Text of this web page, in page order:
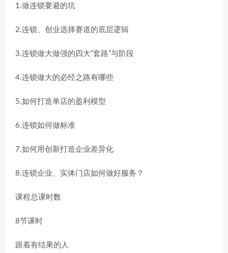
1.做连锁要避的坑
2.连锁、创业选择赛道的底层逻辑
3.连锁做大做强的四大“套路”与阶段
4.连锁做大的必经之路有哪些
5.如何打造单店的盈利模型
6.连锁如何做标准
7.如何用创新打造企业差异化
8.连锁企业、实体门店如何做好服务？
课程总课时数
8节课时
跟着有结果的人